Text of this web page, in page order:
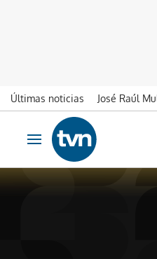
Últimas noticias José Raúl
Ir al contenido
Obrir navegació